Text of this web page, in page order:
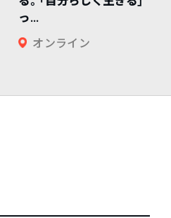
っ...
オンライン